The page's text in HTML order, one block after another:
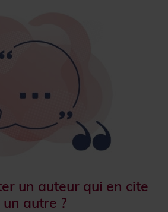
un auteur qui en cite
un autre ?